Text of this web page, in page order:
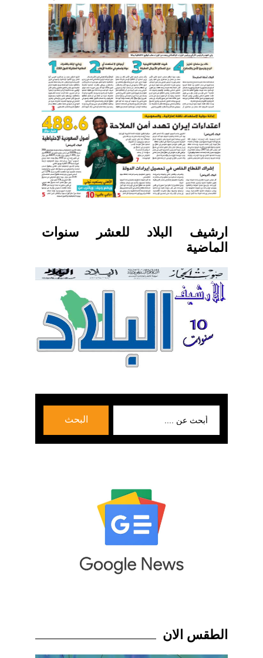
ارشيف البلاد للعشر سنوات
الماضية
البحث
الطقس الان